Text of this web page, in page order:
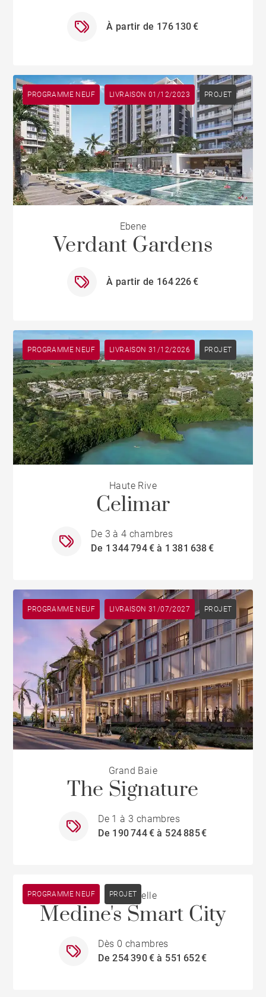
À partir de 176 130 €
PROGRAMME NEUF LIVRAISON 01/12/2023 PROJET
Ebene
Verdant Gardens
À partir de 164 226 €
PROGRAMME NEUF LIVRAISON 31/12/2026 PROJET
Haute Rive
Celimar
De 3 à 4 chambres
De 1 344 794 € à 1 381 638 €
PROGRAMME NEUF LIVRAISON 31/07/2027 PROJET
Grand Baie
The Signature
De 1 à 3 chambres
De 190 744 € à 524 885 €
PROGRAMME NEUF PROJET
Cascavelle
Medine's Smart City
Dès 0 chambres
De 254 390 € à 551 652 €